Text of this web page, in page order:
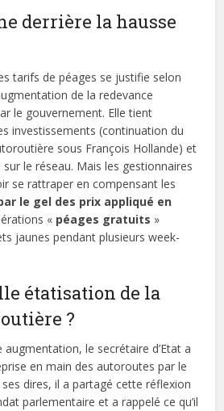
derrière la hausse
tarifs de péages se justifie selon
de la redevance
le gouvernement. Elle tient
investissements (continuation du
sous François Hollande) et
sur le réseau. Mais les gestionnaires
se rattraper en compensant les
le gel des prix appliqué en
« péages gratuits »
jaunes pendant plusieurs week-
étatisation de la
?
le secrétaire d’Etat a
en main des autoroutes par le
dires, il a partagé cette réflexion
parlementaire et a rappelé ce qu’il